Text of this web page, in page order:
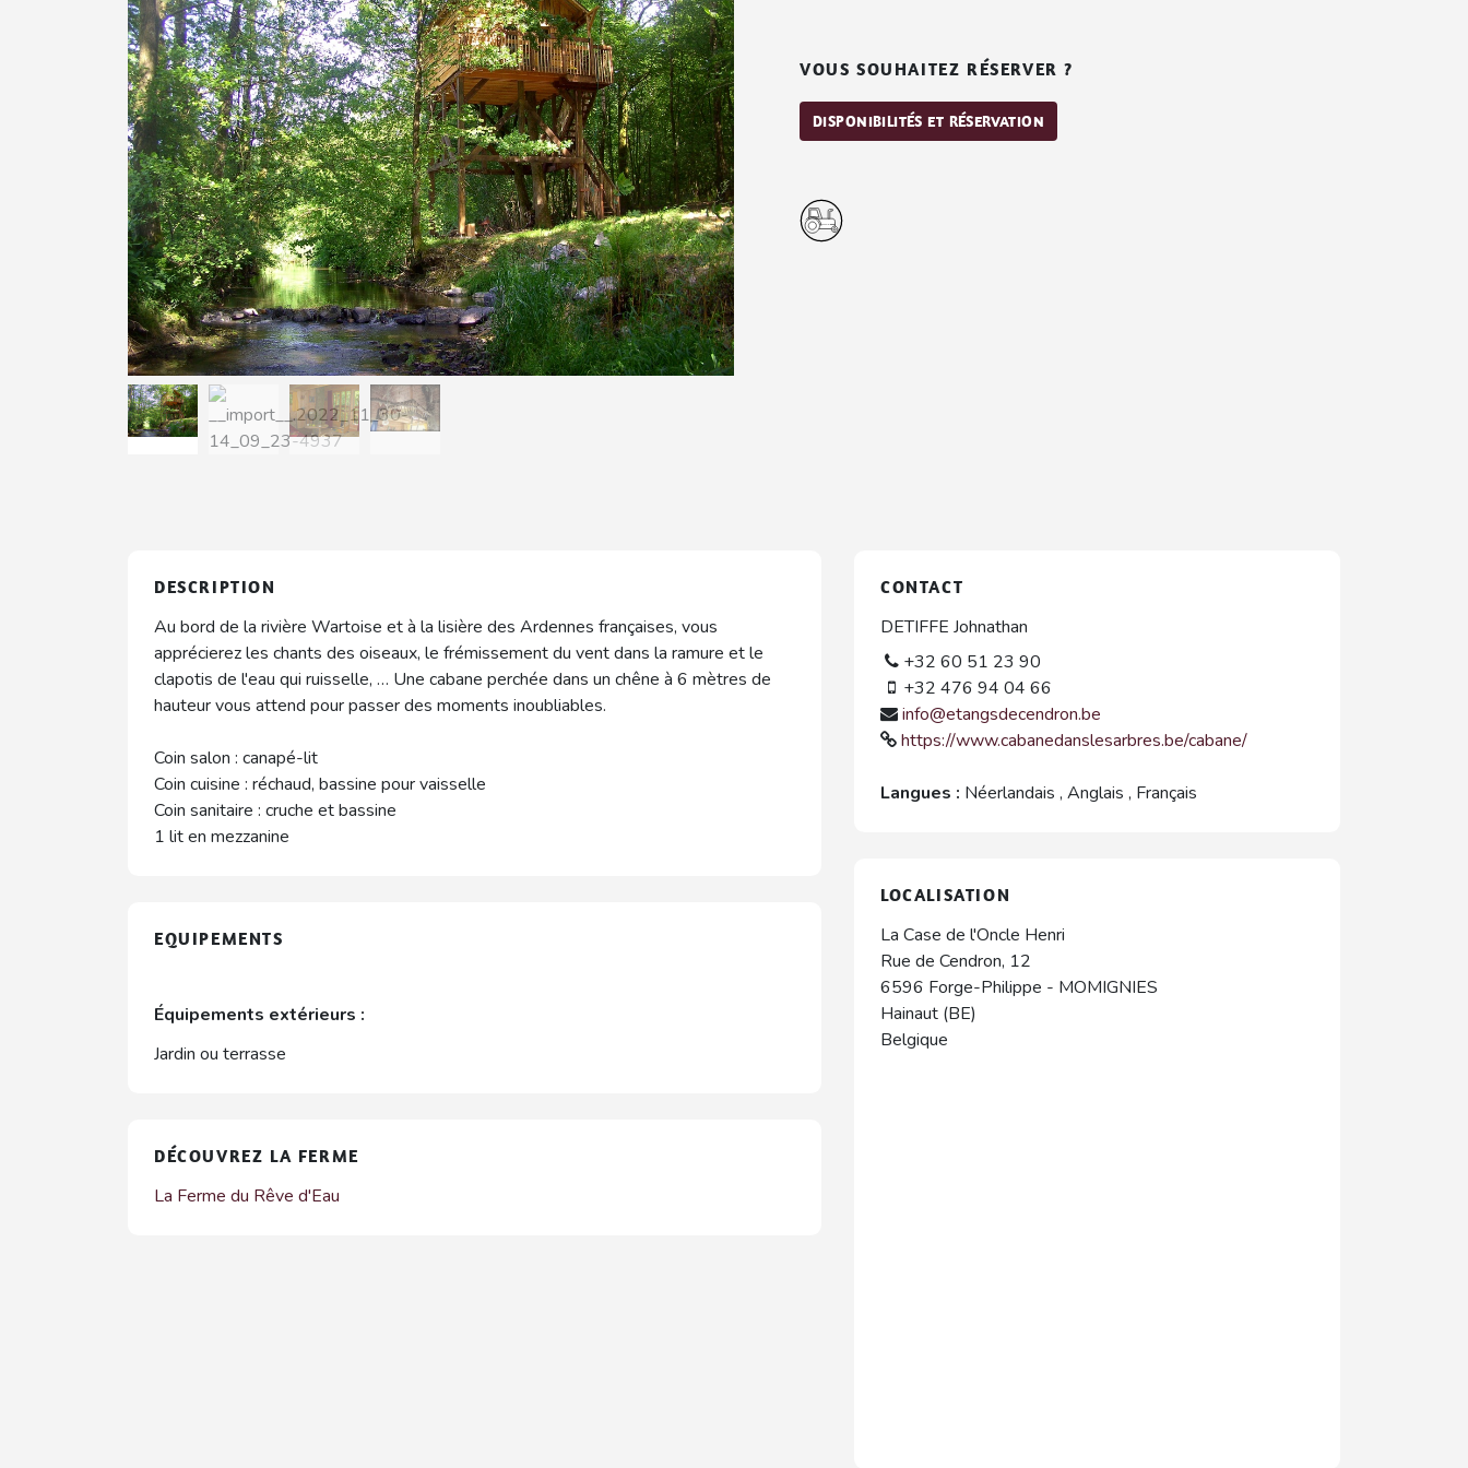
VOUS SOUHAITEZ RÉSERVER ?
DISPONIBILITÉS ET RÉSERVATION
DESCRIPTION
Au bord de la rivière Wartoise et à la lisière des Ardennes françaises, vous
apprécierez les chants des oiseaux, le frémissement du vent dans la ramure et le
clapotis de l'eau qui ruisselle, … Une cabane perchée dans un chêne à 6 mètres de
hauteur vous attend pour passer des moments inoubliables.
Coin salon : canapé-lit
Coin cuisine : réchaud, bassine pour vaisselle
Coin sanitaire : cruche et bassine
1 lit en mezzanine
EQUIPEMENTS
Équipements extérieurs :
Jardin ou terrasse
DÉCOUVREZ LA FERME
La Ferme du Rêve d'Eau
CONTACT
DETIFFE Johnathan
+32 60 51 23 90
+32 476 94 04 66
info@etangsdecendron.be
https://www.cabanedanslesarbres.be/cabane/
Langues : Néerlandais , Anglais , Français
LOCALISATION
La Case de l'Oncle Henri
Rue de Cendron, 12
6596 Forge-Philippe - MOMIGNIES
Hainaut (BE)
Belgique